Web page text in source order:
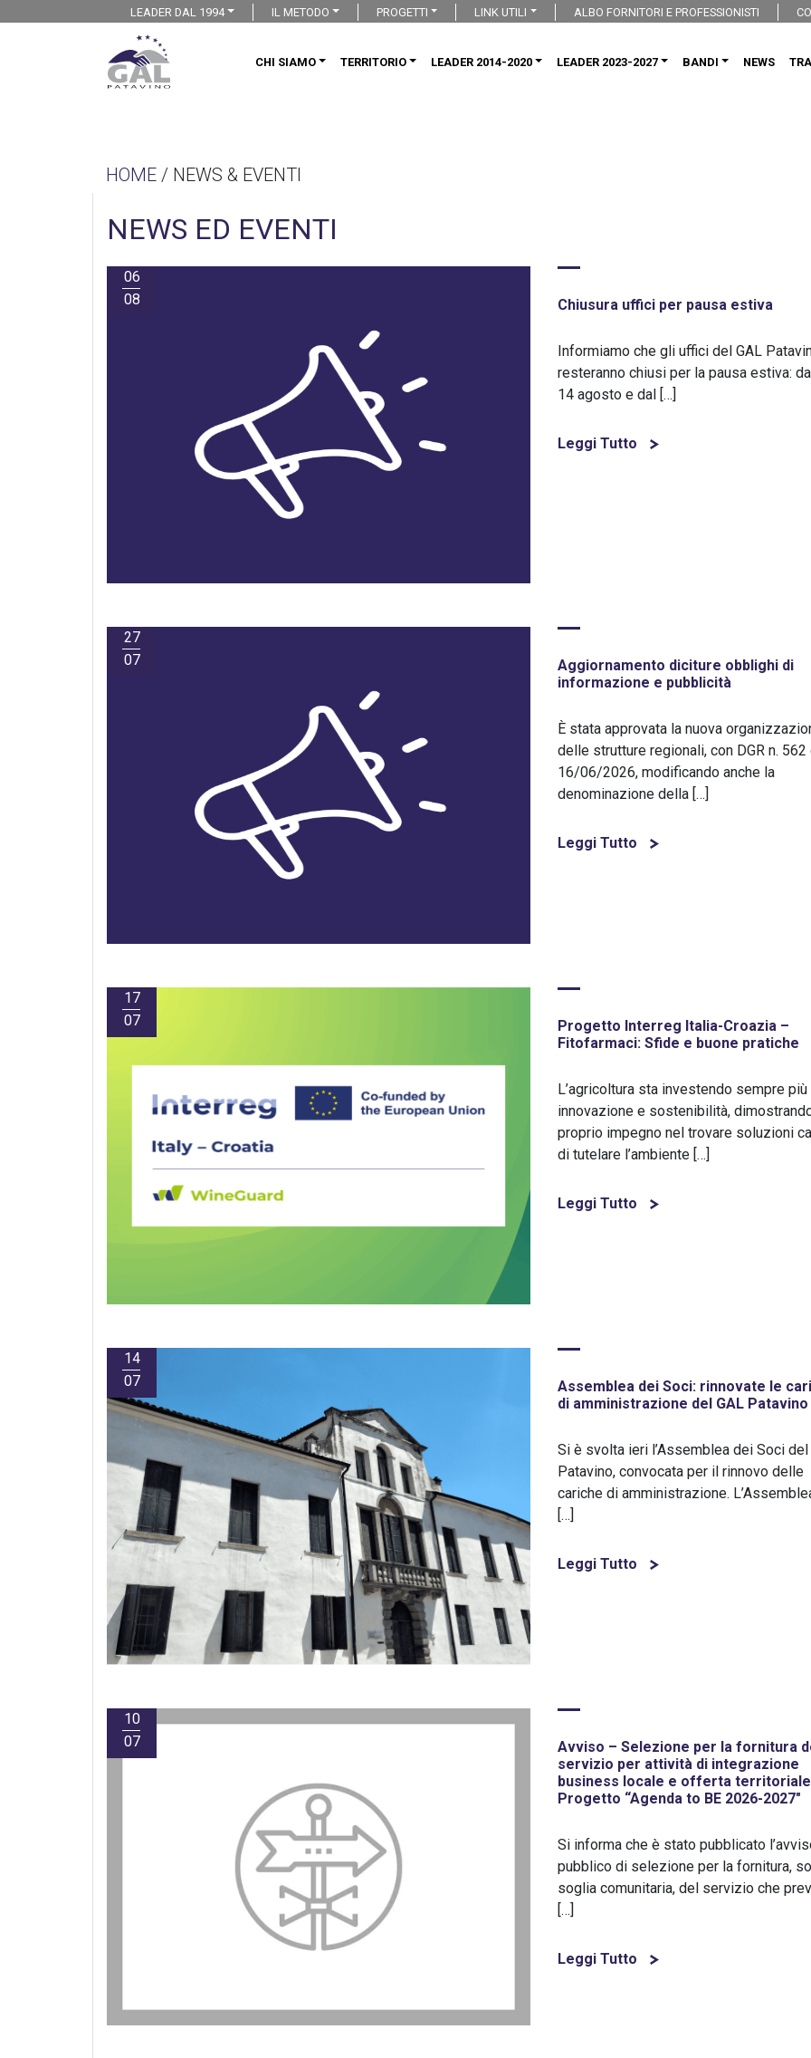
LEADER DAL 1994 IL METODO PROGETTI LINK UTILI ALBO FORNITORI E PROFESSIONISTI
CHI SIAMO TERRITORIO LEADER 2014-2020 LEADER 2023-2027 BANDI NEWS
HOME / NEWS & EVENTI
NEWS ED EVENTI
06
08
Chiusura uffici per pausa estiva
Informiamo che gli uffici del GAL
resteranno chiusi per la pausa estiva:
14 agosto e dal […]
Leggi Tutto
27
07
Aggiornamento diciture obblighi di
informazione e pubblicità
È stata approvata la nuova
delle strutture regionali, con DGR n. 562
16/06/2026, modificando anche la
denominazione della […]
Leggi Tutto
17
07
Progetto Interreg Italia-Croazia –
Fitofarmaci: Sfide e buone pratiche
L’agricoltura sta investendo sempre più
innovazione e sostenibilità,
proprio impegno nel trovare soluzioni
di tutelare l’ambiente […]
Leggi Tutto
14
07
Assemblea dei Soci: rinnovate le
di amministrazione del GAL Patavino
Si è svolta ieri l’Assemblea dei Soci del
Patavino, convocata per il rinnovo delle
cariche di amministrazione.
[…]
Leggi Tutto
10
07
Avviso – Selezione per la fornitura
servizio per attività di integrazione
business locale e offerta
Progetto “Agenda to BE 2026-2027″
Si informa che è stato pubblicato
pubblico di selezione per la fornitura,
soglia comunitaria, del servizio che
[…]
Leggi Tutto